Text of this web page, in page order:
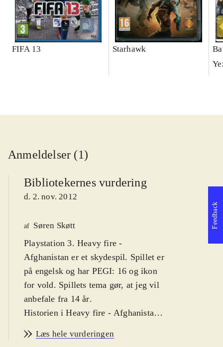
FIFA 13 Starhawk
Anmeldelser (1)
Bibliotekernes vurdering
d. 2. nov. 2012
af Søren Skøtt
Playstation 3. Heavy fire -
Afghanistan er et skydespil. Spillet er
på engelsk og har PEGI: 16 og ikon
for vold. Spillets tema gør, at jeg vil
anbefale fra 14 år.
Historien i Heavy fire - Afghanistan
er man taget til Afghanistan for at
Læs hele vurderingen
Feedback